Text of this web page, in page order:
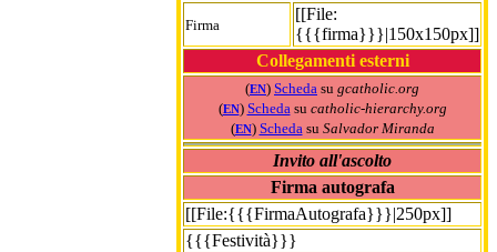
Firma
[[File:
{{{firma}}}|150x150px]]
Collegamenti esterni
(EN) Scheda su gcatholic.org
(EN) Scheda su catholic-hierarchy.org
(EN) Scheda su Salvador Miranda
Invito all'ascolto
Firma autografa
[[File:{{{FirmaAutografa}}}|250px]]
{{{Festività}}}